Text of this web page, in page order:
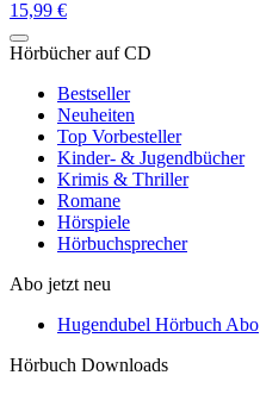
15,99 €
Hörbücher auf CD
Bestseller
Neuheiten
Top Vorbesteller
Kinder- & Jugendbücher
Krimis & Thriller
Romane
Hörspiele
Hörbuchsprecher
Abo jetzt neu
Hugendubel Hörbuch Abo
Hörbuch Downloads